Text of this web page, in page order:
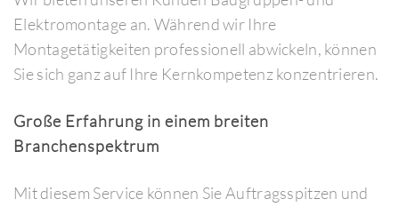
Elektromontage an. Während wir Ihre
Montagetätigkeiten professionell abwickeln, können
Sie sich ganz auf Ihre Kernkompetenz konzentrieren.
Große Erfahrung in einem breiten
Branchenspektrum
Mit diesem Service können Sie Auftragsspitzen und